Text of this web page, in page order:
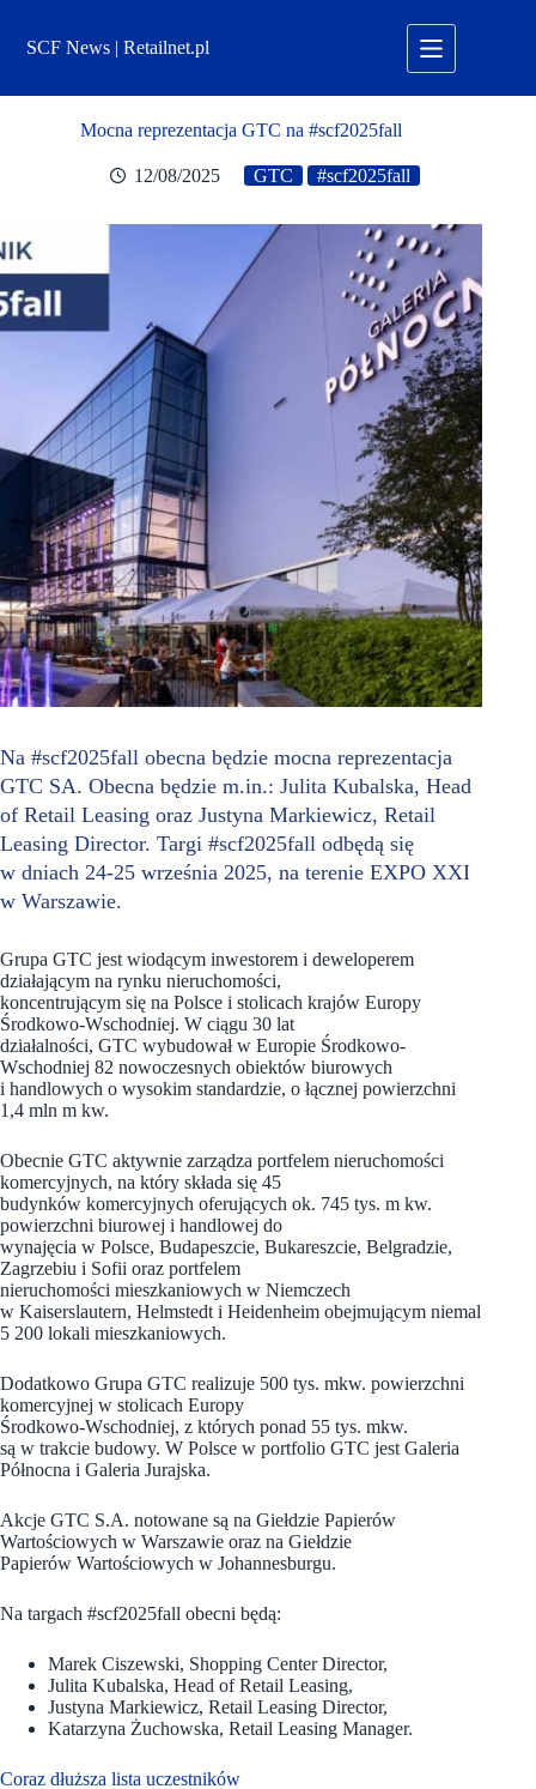
treściSCF News | Retailnet.pl
Mocna reprezentacja GTC na #scf2025fall
12/08/2025 GTC #scf2025fall
Na #scf2025fall obecna będzie mocna reprezentacja
GTC SA. Obecna będzie m.in.: Julita Kubalska, Head
of Retail Leasing oraz Justyna Markiewicz, Retail
Leasing Director. Targi #scf2025fall odbędą się
w dniach 24-25 września 2025, na terenie EXPO XXI
w Warszawie.
Grupa GTC jest wiodącym inwestorem i deweloperem
działającym na rynku nieruchomości,
koncentrującym się na Polsce i stolicach krajów Europy
Środkowo-Wschodniej. W ciągu 30 lat
działalności, GTC wybudował w Europie Środkowo-
Wschodniej 82 nowoczesnych obiektów biurowych
i handlowych o wysokim standardzie, o łącznej powierzchni
1,4 mln m kw.
Obecnie GTC aktywnie zarządza portfelem nieruchomości
komercyjnych, na który składa się 45
budynków komercyjnych oferujących ok. 745 tys. m kw.
powierzchni biurowej i handlowej do
wynajęcia w Polsce, Budapeszcie, Bukareszcie, Belgradzie,
Zagrzebiu i Sofii oraz portfelem
nieruchomości mieszkaniowych w Niemczech
w Kaiserslautern, Helmstedt i Heidenheim obejmującym niemal
5 200 lokali mieszkaniowych.
Dodatkowo Grupa GTC realizuje 500 tys. mkw. powierzchni
komercyjnej w stolicach Europy
Środkowo-Wschodniej, z których ponad 55 tys. mkw.
są w trakcie budowy. W Polsce w portfolio GTC jest Galeria
Północna i Galeria Jurajska.
Akcje GTC S.A. notowane są na Giełdzie Papierów
Wartościowych w Warszawie oraz na Giełdzie
Papierów Wartościowych w Johannesburgu.
Na targach #scf2025fall obecni będą:
Marek Ciszewski, Shopping Center Director,
Julita Kubalska, Head of Retail Leasing,
Justyna Markiewicz, Retail Leasing Director,
Katarzyna Żuchowska, Retail Leasing Manager.
Coraz dłuższa lista uczestników